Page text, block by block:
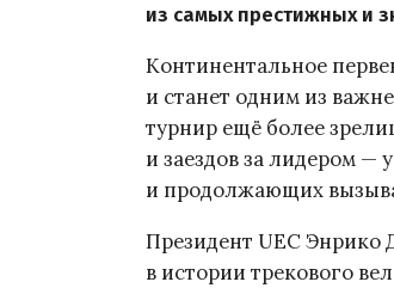
из самых престижных и
Континентальное
и станет одним из
турнир ещё более
и заездов за лидером —
и продолжающих
Президент UEC Энрико
в истории трекового